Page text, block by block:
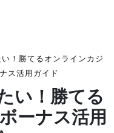
！勝てるオンラインカジ
ス活用ガイド
い！勝てる
ーナス活用